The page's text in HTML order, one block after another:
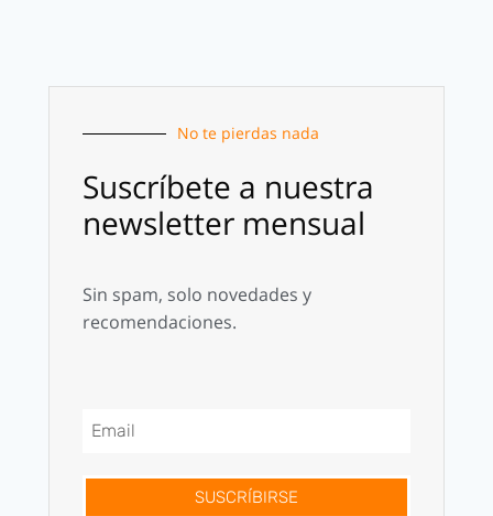
No te pierdas nada
Suscríbete a nuestra
newsletter mensual
Sin spam, solo novedades y
recomendaciones.
SUSCRÍBIRSE